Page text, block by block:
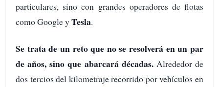
particulares, sino con grandes operadores de flotas
como Google yTesla.
Se trata de un reto que no se resolverá en un par
de años, sino que abarcará décadas. Alrededor de
dos tercios del kilometraje recorrido por vehículos en